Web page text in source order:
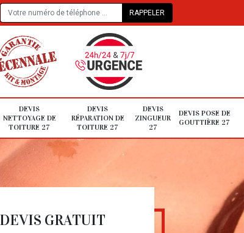
DEVIS
NETTOYAGE DE
TOITURE 27
DEVIS
RÉPARATION DE
TOITURE 27
DEVIS
ZINGUEUR
27
DEVIS POSE DE
GOUTTIÈRE 27
GRATUIT